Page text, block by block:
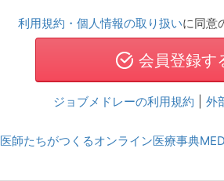
利用規約・個人情報の取り扱いに同意
ジョブメドレーの利用規約 外
医師たちがつくるオンライン医療事典